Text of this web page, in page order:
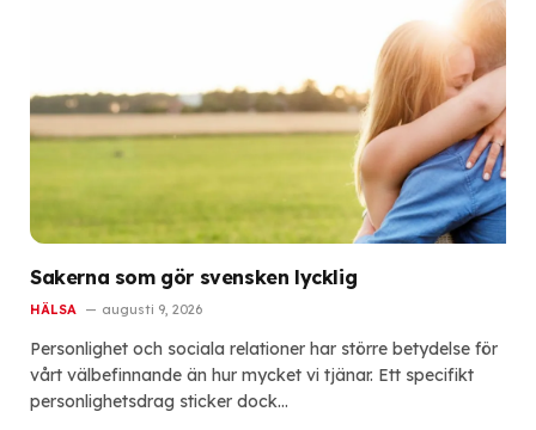
Sakerna som gör svensken lycklig
HÄLSA augusti 9, 2026
Personlighet och sociala relationer har större betydelse för
vårt välbefinnande än hur mycket vi tjänar. Ett specifikt
personlighetsdrag sticker dock…